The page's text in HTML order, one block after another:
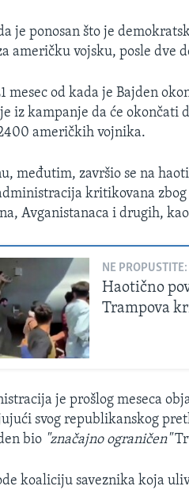
je ponosan što je
američku vojsku, posle dve
mesec od kada je Bajden
iz kampanje da će okončati
američkih vojnika.
međutim, završio se na
kritikovana
Avganistanaca i drugih,
NE PROPUSTITE:
Haotično
Trampova
je prošlog meseca
svog republikanskog
bio "značajno ograničen"
koaliciju saveznika koja